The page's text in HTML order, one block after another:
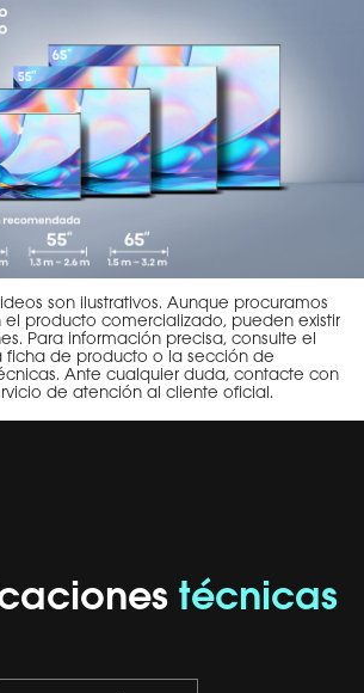
son ilustrativos. Aunque procuramos
producto comercializado, pueden existir
Para información precisa, consulte el
ficha de producto o la sección de
Ante cualquier duda, contacte con
de atención al cliente oficial.
técnicas